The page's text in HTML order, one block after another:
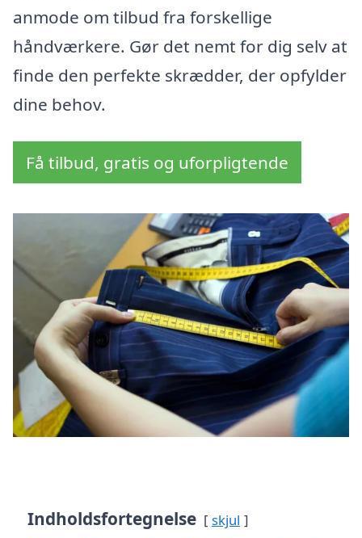
anmode om tilbud fra forskellige
håndværkere. Gør det nemt for dig selv at
finde den perfekte skrædder, der opfylder
dine behov.
Få tilbud, gratis og uforpligtende
Indholdsfortegnelse skjul